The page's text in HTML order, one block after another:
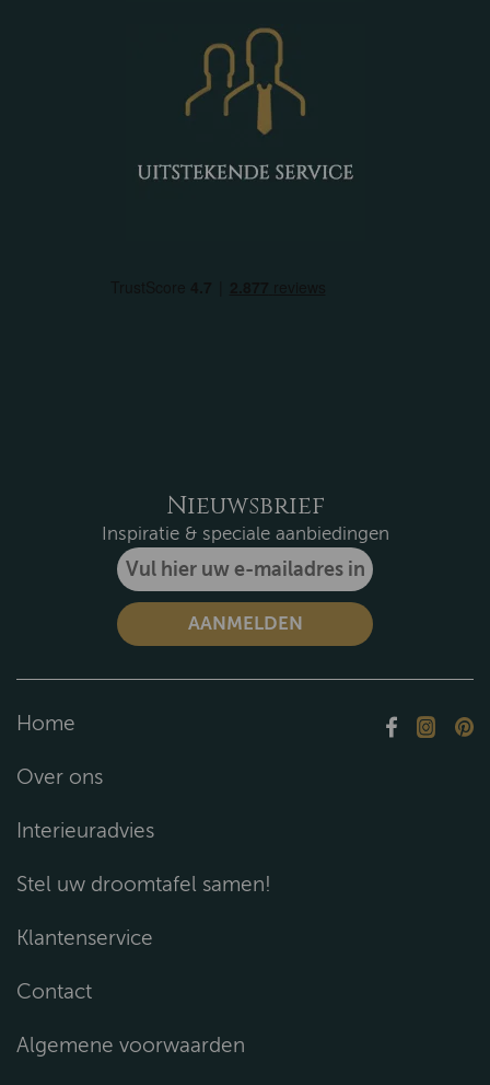
Nieuwsbrief
Inspiratie & speciale aanbiedingen
Home
Over ons
Interieuradvies
Stel uw droomtafel samen!
Klantenservice
Contact
Algemene voorwaarden